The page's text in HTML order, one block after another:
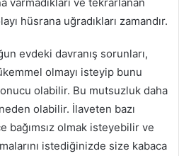
hüsrana uğradıkları zamandır.
evdeki davranış sorunları,
olmayı isteyip bunu
olabilir. Bu mutsuzluk daha
olabilir. İlaveten bazı
bağımsız olmak isteyebilir ve
istediğinizde size kabaca